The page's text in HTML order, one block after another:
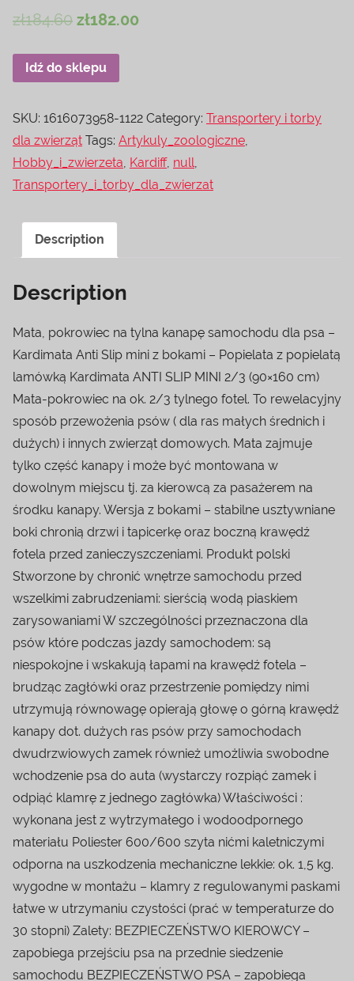
zł184.60 zł182.00
Idź do sklepu
SKU: 1616073958-1122 Category: Transportery i torby
dla zwierząt Tags: Artykuly_zoologiczne
Hobby_i_zwierzeta Kardiff, null
Transportery_i_torby_dla_zwierzat
Description
Description
Mata, pokrowiec na tylna kanapę samochodu dla psa –
Kardimata Anti Slip mini z bokami – Popielata z popielatą
lamówką Kardimata ANTI SLIP MINI 2/3 (90×160 cm)
Mata-pokrowiec na ok. 2/3 tylnego fotel. To rewelacyjny
sposób przewożenia psów ( dla ras małych średnich i
dużych) i innych zwierząt domowych. Mata zajmuje
tylko część kanapy i może być montowana w
dowolnym miejscu tj. za kierowcą za pasażerem na
środku kanapy. Wersja z bokami – stabilne usztywniane
boki chronią drzwi i tapicerkę oraz boczną krawędź
fotela przed zanieczyszczeniami. Produkt polski
Stworzone by chronić wnętrze samochodu przed
wszelkimi zabrudzeniami: sierścią wodą piaskiem
zarysowaniami W szczególności przeznaczona dla
psów które podczas jazdy samochodem: są
niespokojne i wskakują łapami na krawędź fotela –
brudząc zagłówki oraz przestrzenie pomiędzy nimi
utrzymują równowagę opierają głowę o górną krawędź
kanapy dot. dużych ras psów przy samochodach
dwudrzwiowych zamek również umożliwia swobodne
wchodzenie psa do auta (wystarczy rozpiąć zamek i
odpiąć klamrę z jednego zagłówka) Właściwości :
wykonana jest z wytrzymałego i wodoodpornego
materiału Poliester 600/600 szyta nićmi kaletniczymi
odporna na uszkodzenia mechaniczne lekkie: ok. 1,5 kg.
wygodne w montażu – klamry z regulowanymi paskami
łatwe w utrzymaniu czystości (prać w temperaturze do
30 stopni) Zalety: BEZPIECZEŃSTWO KIEROWCY –
zapobiega przejściu psa na przednie siedzenie
samochodu BEZPIECZEŃSTWO PSA – zapobiega